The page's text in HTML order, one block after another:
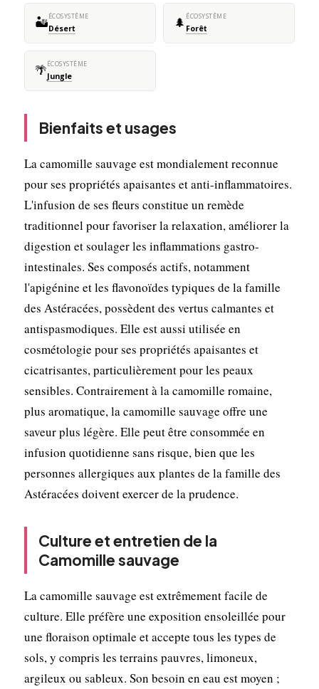
🏜️ÉCOSYSTÈME
Désert 🌲 ÉCOSYSTÈME
Forêt
🌴ÉCOSYSTÈME
Jungle
Bienfaits et usages
La camomille sauvage est mondialement reconnue
pour ses propriétés apaisantes et anti-inflammatoires.
L'infusion de ses fleurs constitue un remède
traditionnel pour favoriser la relaxation, améliorer la
digestion et soulager les inflammations gastro-
intestinales. Ses composés actifs, notamment
l'apigénine et les flavonoïdes typiques de la famille
des Astéracées, possèdent des vertus calmantes et
antispasmodiques. Elle est aussi utilisée en
cosmétologie pour ses propriétés apaisantes et
cicatrisantes, particulièrement pour les peaux
sensibles. Contrairement à la camomille romaine,
plus aromatique, la camomille sauvage offre une
saveur plus légère. Elle peut être consommée en
infusion quotidienne sans risque, bien que les
personnes allergiques aux plantes de la famille des
Astéracées doivent exercer de la prudence.
Culture et entretien de la
Camomille sauvage
La camomille sauvage est extrêmement facile de
culture. Elle préfère une exposition ensoleillée pour
une floraison optimale et accepte tous les types de
sols, y compris les terrains pauvres, limoneux,
argileux ou sableux. Son besoin en eau est moyen ;